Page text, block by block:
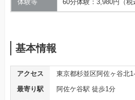
体験等 60分体験：3,980円（税
基本情報
アクセス
東京都杉並区阿佐ヶ谷北
最寄り駅
阿佐ケ谷駅 徒歩1分